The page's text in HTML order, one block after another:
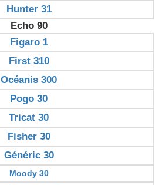
Hunter 31
Echo 90
Figaro 1
First 310
Océanis 300
Pogo 30
Tricat 30
Fisher 30
Généric 30
Moody 30